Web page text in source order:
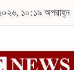
১০:১৯ অপরাহ্ন